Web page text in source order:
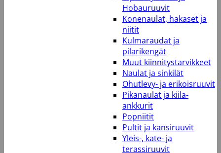
Hobauruuvit
Konenaulat, hakaset ja
niitit
Kulmaraudat ja
pilarikengät
Muut kiinnitystarvikkeet
Naulat ja sinkilät
Ohutlevy- ja erikoisruuvit
Pikanaulat ja kiila-
ankkurit
Popniitit
Pultit ja kansiruuvit
Yleis-, kate- ja
terassiruuvit